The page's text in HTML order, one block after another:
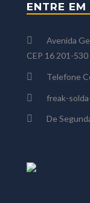
ENTRE
Avenida
CEP 16 201-
Telefone
freak-
De